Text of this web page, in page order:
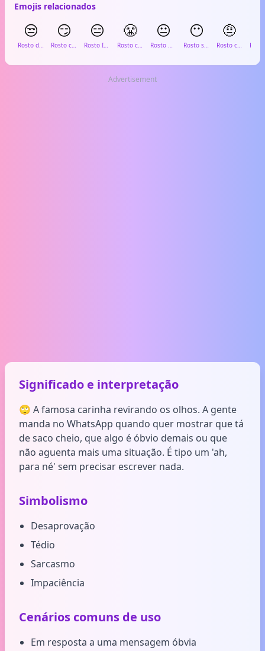
Emojis relacionados
😒
Rosto de Desaprovação
😏
Rosto com Sorriso Irônico
😑
Rosto Inexpressivo
😤
Rosto com Fumaça no Nariz
😐
Rosto Neutro
😶
Rosto sem Boca
🤨
Rosto com Sobrancelha Levantada
Advertisement
Significado e interpretação
🙄 A famosa carinha revirando os olhos. A gente
manda no WhatsApp quando quer mostrar que tá
de saco cheio, que algo é óbvio demais ou que
não aguenta mais uma situação. É tipo um 'ah,
para né' sem precisar escrever nada.
Simbolismo
Desaprovação
Tédio
Sarcasmo
Impaciência
Cenários comuns de uso
Em resposta a uma mensagem óbvia